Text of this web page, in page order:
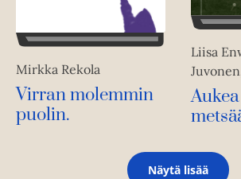
Mirkka Rekola
Virran molemmin
puolin.
Liisa
Näytä lisää